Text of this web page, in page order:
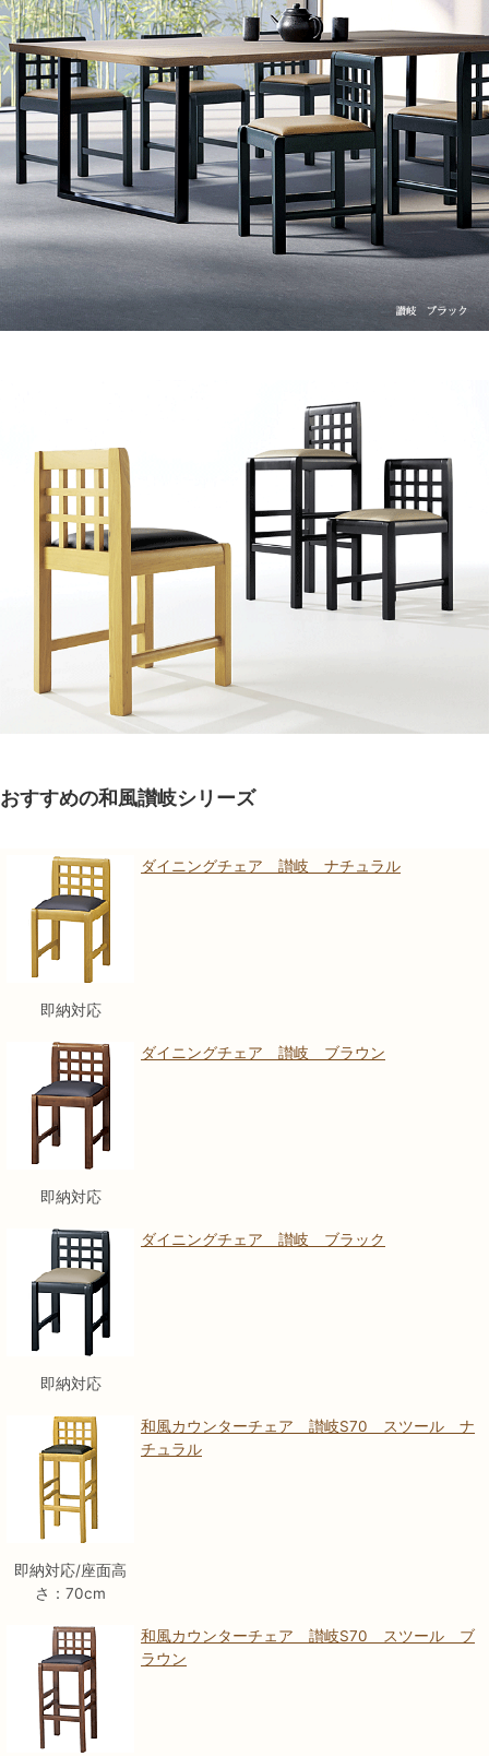
おすすめの和風讃岐シリーズ
即納対応
ダイニングチェア 讃岐 ナチュラル
即納対応
ダイニングチェア 讃岐 ブラウン
即納対応
ダイニングチェア 讃岐 ブラック
即納対応/座面高
さ：70cm
和風カウンターチェア 讃岐S70 スツール ナ
チュラル
和風カウンターチェア 讃岐S70 スツール ブ
ラウン